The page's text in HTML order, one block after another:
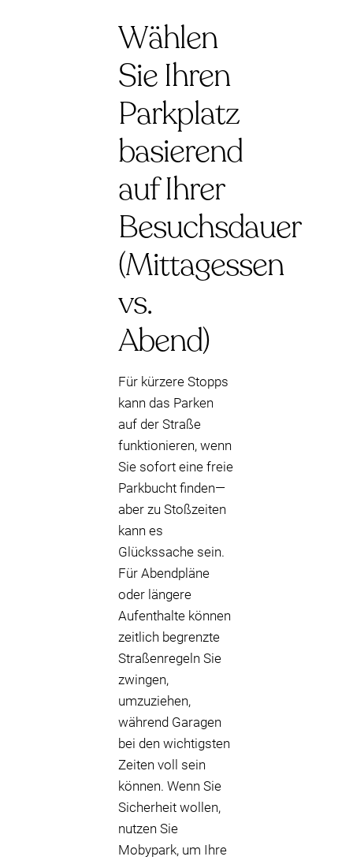
Wählen
Sie Ihren
Parkplatz
basierend
auf Ihrer
Besuchsdauer
(Mittagessen
vs.
Abend)
Für kürzere Stopps
kann das Parken
auf der Straße
funktionieren, wenn
Sie sofort eine freie
Parkbucht finden—
aber zu Stoßzeiten
kann es
Glückssache sein.
Für Abendpläne
oder längere
Aufenthalte können
zeitlich begrenzte
Straßenregeln Sie
zwingen,
umzuziehen,
während Garagen
bei den wichtigsten
Zeiten voll sein
können. Wenn Sie
Sicherheit wollen,
nutzen Sie
Mobypark, um Ihre